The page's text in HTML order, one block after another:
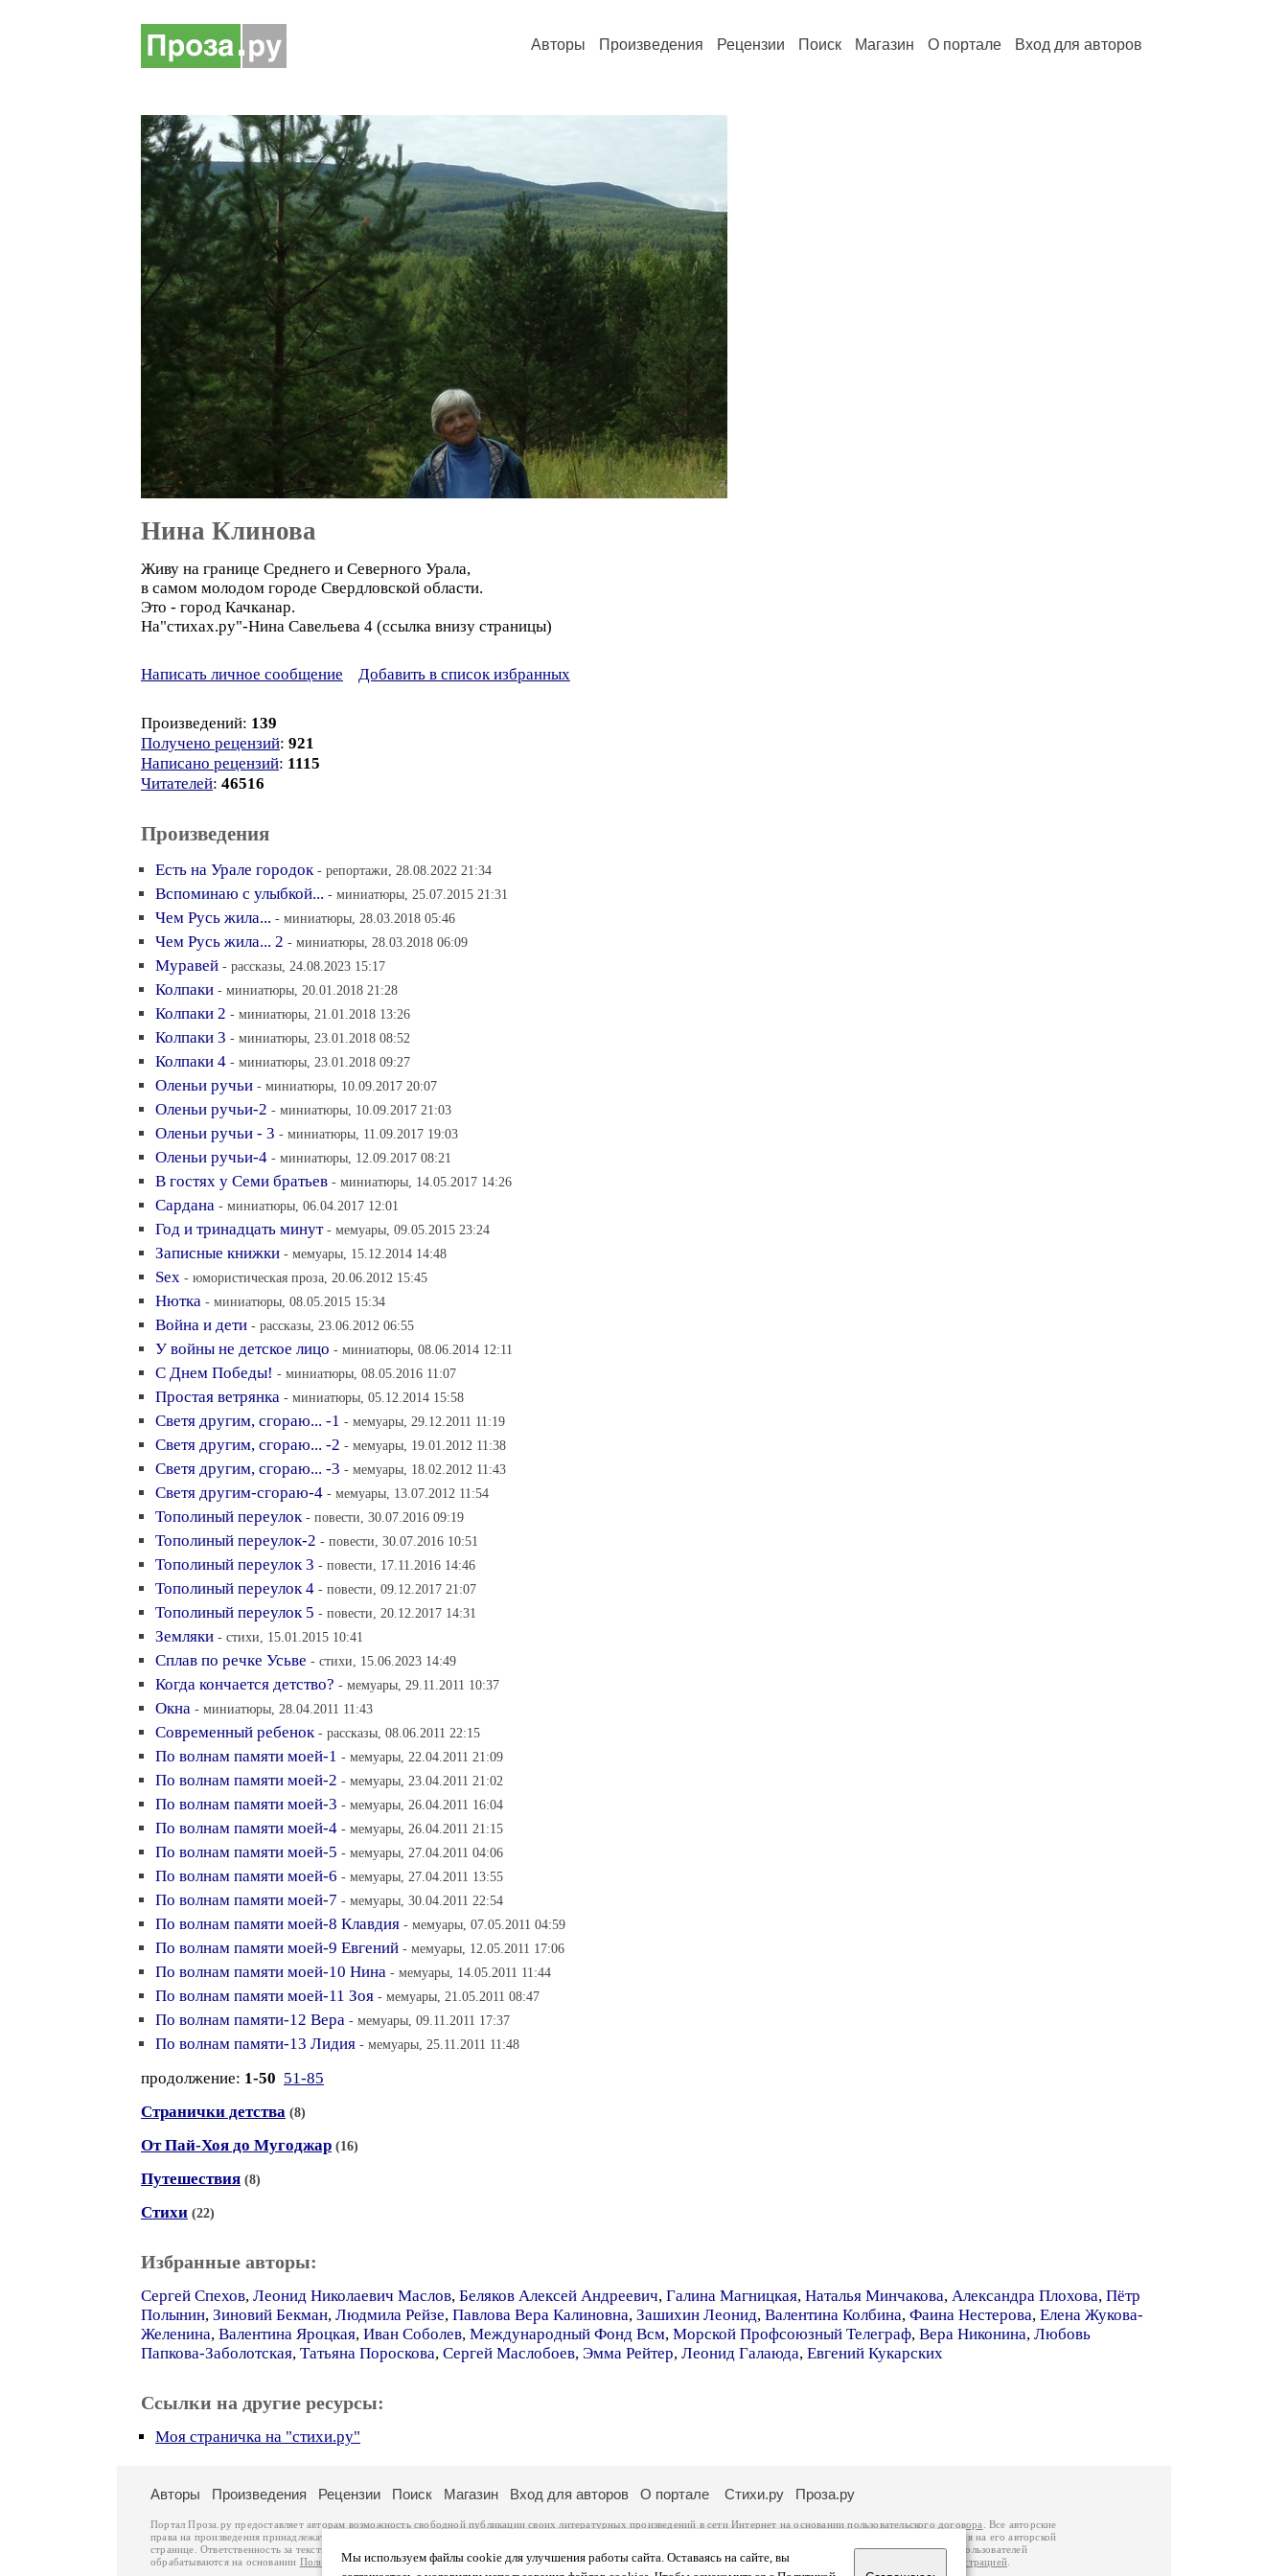
Авторы Произведения Рецензии Поиск Магазин О портале Вход для авторов
Нина Клинова
Живу на границе Среднего и Северного Урала,
в самом молодом городе Свердловской области.
Это - город Качканар.
На"стихах.ру"-Нина Савельева 4 (ссылка внизу страницы)
Написать личное сообщение Добавить в список избранных
Произведений: 139
Получено рецензий: 921
Написано рецензий: 1115
Читателей: 46516
Произведения
Есть на Урале городок - репортажи, 28.08.2022 21:34
Вспоминаю с улыбкой... - миниатюры, 25.07.2015 21:31
Чем Русь жила... - миниатюры, 28.03.2018 05:46
Чем Русь жила... 2 - миниатюры, 28.03.2018 06:09
Муравей - рассказы, 24.08.2023 15:17
Колпаки - миниатюры, 20.01.2018 21:28
Колпаки 2 - миниатюры, 21.01.2018 13:26
Колпаки 3 - миниатюры, 23.01.2018 08:52
Колпаки 4 - миниатюры, 23.01.2018 09:27
Оленьи ручьи - миниатюры, 10.09.2017 20:07
Оленьи ручьи-2 - миниатюры, 10.09.2017 21:03
Оленьи ручьи - 3 - миниатюры, 11.09.2017 19:03
Оленьи ручьи-4 - миниатюры, 12.09.2017 08:21
В гостях у Семи братьев - миниатюры, 14.05.2017 14:26
Сардана - миниатюры, 06.04.2017 12:01
Год и тринадцать минут - мемуары, 09.05.2015 23:24
Записные книжки - мемуары, 15.12.2014 14:48
Sex - юмористическая проза, 20.06.2012 15:45
Нютка - миниатюры, 08.05.2015 15:34
Война и дети - рассказы, 23.06.2012 06:55
У войны не детское лицо - миниатюры, 08.06.2014 12:11
С Днем Победы! - миниатюры, 08.05.2016 11:07
Простая ветрянка - миниатюры, 05.12.2014 15:58
Светя другим, сгораю... -1 - мемуары, 29.12.2011 11:19
Светя другим, сгораю... -2 - мемуары, 19.01.2012 11:38
Cветя другим, сгораю... -3 - мемуары, 18.02.2012 11:43
Светя другим-сгораю-4 - мемуары, 13.07.2012 11:54
Тополиный переулок - повести, 30.07.2016 09:19
Тополиный переулок-2 - повести, 30.07.2016 10:51
Тополиный переулок 3 - повести, 17.11.2016 14:46
Тополиный переулок 4 - повести, 09.12.2017 21:07
Тополиный переулок 5 - повести, 20.12.2017 14:31
Земляки - стихи, 15.01.2015 10:41
Сплав по речке Усьве - стихи, 15.06.2023 14:49
Когда кончается детство? - мемуары, 29.11.2011 10:37
Окна - миниатюры, 28.04.2011 11:43
Современный ребенок - рассказы, 08.06.2011 22:15
По волнам памяти моей-1 - мемуары, 22.04.2011 21:09
По волнам памяти моей-2 - мемуары, 23.04.2011 21:02
По волнам памяти моей-3 - мемуары, 26.04.2011 16:04
По волнам памяти моей-4 - мемуары, 26.04.2011 21:15
По волнам памяти моей-5 - мемуары, 27.04.2011 04:06
По волнам памяти моей-6 - мемуары, 27.04.2011 13:55
По волнам памяти моей-7 - мемуары, 30.04.2011 22:54
По волнам памяти моей-8 Клавдия - мемуары, 07.05.2011 04:59
По волнам памяти моей-9 Евгений - мемуары, 12.05.2011 17:06
По волнам памяти моей-10 Нина - мемуары, 14.05.2011 11:44
По волнам памяти моей-11 Зоя - мемуары, 21.05.2011 08:47
По волнам памяти-12 Вера - мемуары, 09.11.2011 17:37
По волнам памяти-13 Лидия - мемуары, 25.11.2011 11:48
продолжение: 1-50 51-85
Странички детства (8)
От Пай-Хоя до Мугоджар (16)
Путешествия (8)
Стихи (22)
Избранные авторы:
Сергей Спехов, Леонид Николаевич Маслов, Беляков Алексей Андреевич, Галина Магницкая, Наталья Минчакова, Александра Плохова, Пётр
Полынин, Зиновий Бекман, Людмила Рейзе, Павлова Вера Калиновна, Зашихин Леонид, Валентина Колбина, Фаина Нестерова, Елена Жукова-
Желенина, Валентина Яроцкая, Иван Соболев, Международный Фонд Всм, Морской Профсоюзный Телеграф, Вера Никонина, Любовь
Папкова-Заболотская, Татьяна Пороскова, Сергей Маслобоев, Эмма Рейтер, Леонид Галаюда, Евгений Кукарских
Ссылки на другие ресурсы:
Моя страничка на "стихи.ру"
Мы используем файлы cookie для улучшения работы сайта. Оставаясь на сайте, вы
Авторы Произведения Рецензии Поиск Магазин Вход для авторов О портале Стихи.ру Проза.ру
Портал Проза.ру предоставляет авторам возможность свободной публикации своих литературных произведений в сети Интернет на основаниипользовательского договора
. Все авторские
права на произведения принадлежат авторам и охраняются
. Перепечатка произведений возможна только с согласия его автора, к которому вы можете обратиться на его авторской
странице. Ответственность за тексты произведений авторы несут самостоятельно на основании
законодательства Российской Федерации. Данные пользователей
обрабатываются на основании Политики обработки персональных данных. Вы также можете посмотреть более подробнуюинформацию о портале связаться с администрацией